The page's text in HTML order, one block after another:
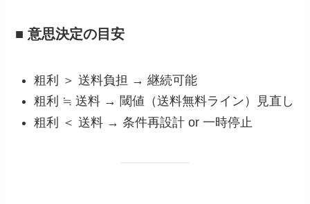
■ 意思決定の目安
粗利 ＞ 送料負担 → 継続可能
粗利 ≒ 送料 → 閾値（送料無料ライン）見直し
粗利 ＜ 送料 → 条件再設計 or 一時停止